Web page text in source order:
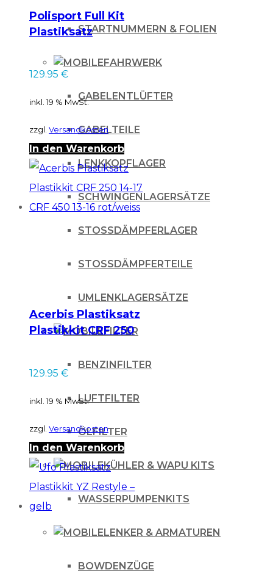
STARTNUMMERN & FOLIEN
FAHRWERK
GABELENTLÜFTER
GABELTEILE
LENKKOPFLAGER
SCHWINGENLAGERSÄTZE
STOSSDÄMPFERLAGER
STOSSDÄMPFERTEILE
UMLENKLAGERSÄTZE
FILTER
BENZINFILTER
LUFTFILTER
ÖLFILTER
KÜHLER & WAPU KITS
WASSERPUMPENKITS
LENKER & ARMATUREN
BOWDENZÜGE
Polisport Full Kit
Plastiksatz
16-17- neongelb
129.95 €
inkl. 19 % MwSt.
zzgl. Versandkosten
In den Warenkorb
Acerbis Plastiksatz
Plastikkit CRF 250
rot/weiss
129.95 €
inkl. 19 % MwSt.
zzgl. Versandkosten
In den Warenkorb